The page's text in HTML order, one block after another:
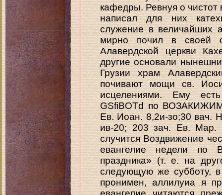
кафедры. Ревнуя о
написал для них
служение в величайших
мирно почил в своей
Алавердской церкви
другие основали
Грузии храм
почивают мощи св.
исцелениями. Ему
GSfiBOTd по
Ев. Иоан. 8,2и-зо;30 вач.
ив-20; 203 зач. Ев.
случится Воздвижение
евангелие недели по
праздника» (т. е. на
следующую же субботу, в
пронимен, аллилуиа я